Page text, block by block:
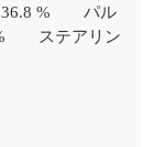
36.8 % パル
ステアリン